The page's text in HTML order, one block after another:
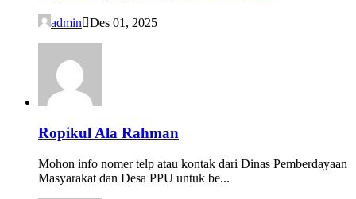
admin Des 01, 2025
Ropikul Ala Rahman
Mohon info nomer telp atau kontak dari Dinas Pemberdayaan
Masyarakat dan Desa PPU untuk be...